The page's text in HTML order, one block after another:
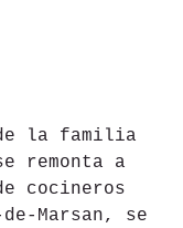
la familia
remonta a
cocineros
Marsan, se